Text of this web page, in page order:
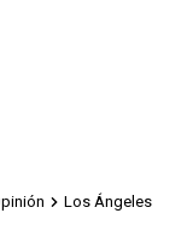
Los Ángeles